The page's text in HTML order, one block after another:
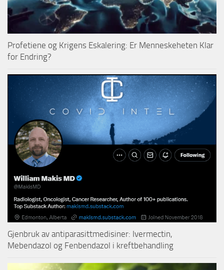
Profetiene og Krigens Eskalering: Er Menneskeheten Klar
for Endring?
Gjenbruk av antiparasittmedisiner: Ivermectin,
Mebendazol og Fenbendazol i kreftbehandling